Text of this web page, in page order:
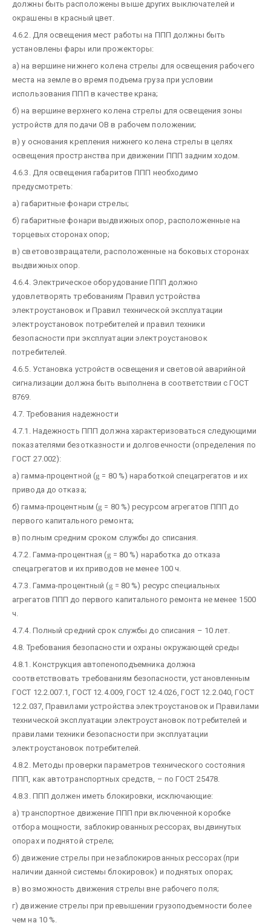
должны быть расположены выше других выключателей и
окрашены в красный цвет.
4.6.2. Для освещения мест работы на ППП должны быть
установлены фары или прожекторы:
а) на вершине нижнего колена стрелы для освещения рабочего
места на земле во время подъема груза при условии
использования ППП в качестве крана;
б) на вершине верхнего колена стрелы для освещения зоны
устройств для подачи ОВ в рабочем положении;
в) у основания крепления нижнего колена стрелы в целях
освещения пространства при движении ППП задним ходом.
4.6.3. Для освещения габаритов ППП необходимо
предусмотреть:
а) габаритные фонари стрелы;
б) габаритные фонари выдвижных опор, расположенные на
торцевых сторонах опор;
в) световозвращатели, расположенные на боковых сторонах
выдвижных опор.
4.6.4. Электрическое оборудование ППП должно
удовлетворять требованиям Правил устройства
электроустановок и Правил технической эксплуатации
электроустановок потребителей и правил техники
безопасности при эксплуатации электроустановок
потребителей.
4.6.5. Установка устройств освещения и световой аварийной
сигнализации должна быть выполнена в соответствии с ГОСТ
8769.
4.7. Требования надежности
4.7.1. Надежность ППП должна характеризоваться следующими
показателями безотказности и долговечности (определения по
ГОСТ 27.002):
а) гамма-процентной (g = 80 %) наработкой спецагрегатов и их
привода до отказа;
б) гамма-процентным (g = 80 %) ресурсом агрегатов ППП до
первого капитального ремонта;
в) полным средним сроком службы до списания.
4.7.2. Гамма-процентная (g = 80 %) наработка до отказа
спецагрегатов и их приводов не менее 100 ч.
4.7.3. Гамма-процентный (g = 80 %) ресурс специальных
агрегатов ППП до первого капитального ремонта не менее 1500
ч.
4.7.4. Полный средний срок службы до списания – 10 лет.
4.8. Требования безопасности и охраны окружающей среды
4.8.1. Конструкция автопеноподъемника должна
соответствовать требованиям безопасности, установленным
ГОСТ 12.2.007.1, ГОСТ 12.4.009, ГОСТ 12.4.026, ГОСТ 12.2.040, ГОСТ
12.2.037, Правилами устройства электроустановок и Правилами
технической эксплуатации электроустановок потребителей и
правилами техники безопасности при эксплуатации
электроустановок потребителей.
4.8.2. Методы проверки параметров технического состояния
ППП, как автотранспортных средств, – по ГОСТ 25478.
4.8.3. ППП должен иметь блокировки, исключающие:
а) транспортное движение ППП при включенной коробке
отбора мощности, заблокированных рессорах, выдвинутых
опорах и поднятой стреле;
б) движение стрелы при незаблокированных рессорах (при
наличии данной системы блокировок) и поднятых опорах;
в) возможность движения стрелы вне рабочего поля;
г) движение стрелы при превышении грузоподъемности более
чем на 10 %.